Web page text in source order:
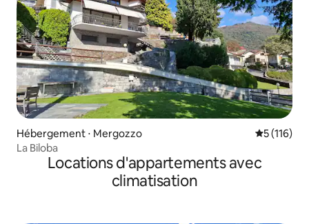
Hébergement ⋅ Mergozzo Évaluation
5 (116)
La Biloba
Locations d'appartements avec
climatisation